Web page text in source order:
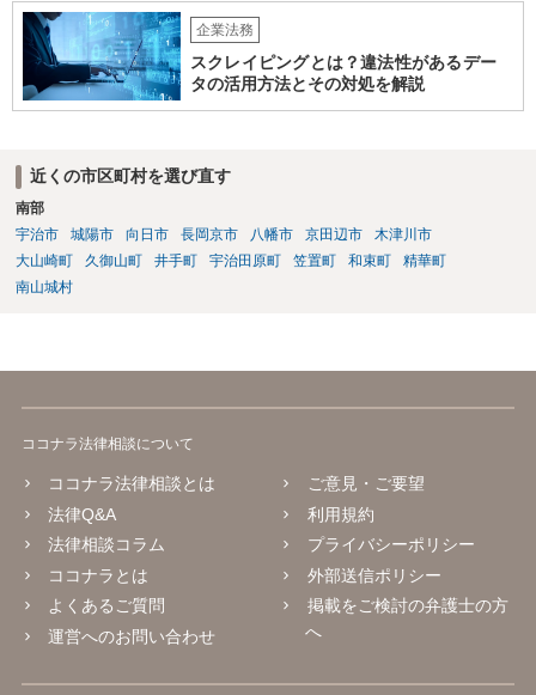
や受託業務の遂行として扱われれないか（これらの対価としての給与•
報酬の発生の有無等） •生徒のミス等により発生した損害の責任の所在
（プログラミングスクールが責任を負う範囲、生徒が責任を負うこと
があるのか否か等） •開発案件に関わった生徒がユーザー企業の秘密を
漏洩しないような対策を講じる なお、インターネットを通じたプログ
術の教授」(いわゆるパソコン教室)に該当するか否かについて、消費者
庁及び経済産業省の検討の結果、「パソコンの操作に関する知識や技
術の教授と一体不可分とならない限り、『特定継続的役務』に該当し
ない」ことが明らかにされています。 【参考】インターネットを通じ
たプログラミング教育の提供が明確化されます~産業競争力強化法の
「グレーゾーン解消制度」の活用~（経済産業省サイト） https://www.
企業法務
スクレイピングとは？違法性があるデー
タの活用方法とその対処を解説
近くの市区町村を選び直す
南部
宇治市
城陽市 向日市 長岡京市 八幡市 京田辺市
木津川市
大山崎町
久御山町 井手町 宇治田原町 笠置町 和束町
精華町
南山城村
ココナラ法律相談について
ココナラ法律相談とは
法律Q&A
法律相談コラム
ココナラとは
よくあるご質問
運営へのお問い合わせ
ご意見・ご要望
利用規約
プライバシーポリシー
外部送信ポリシー
掲載をご検討の弁護士の方
へ